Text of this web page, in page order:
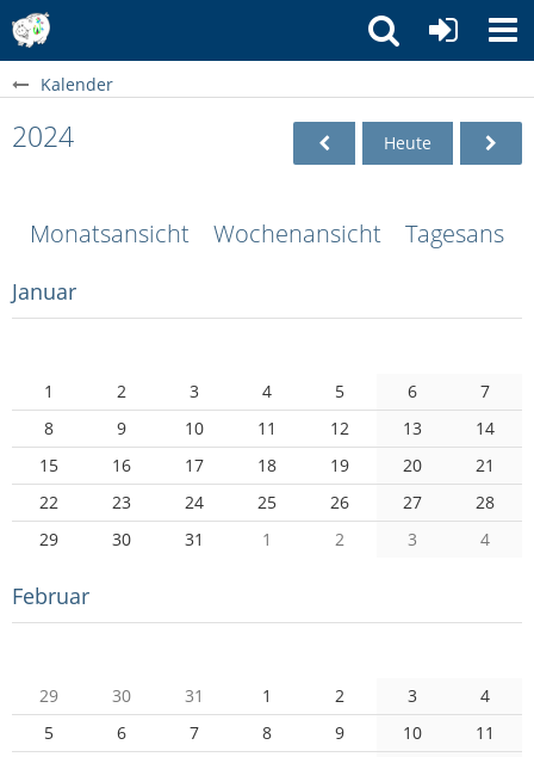
Kalender
2024 Heute
Monatsansicht Wochenansicht
Januar
1
2 3 4 5 6
7
8
9 10 11 12 13
14
15
16 17 18 19 20
21
22
23 24 25 26 27
28
29
30 31 1 2 3 4
Februar
29
30 31 1 2 3
4
5
6 7 8 9 10
11